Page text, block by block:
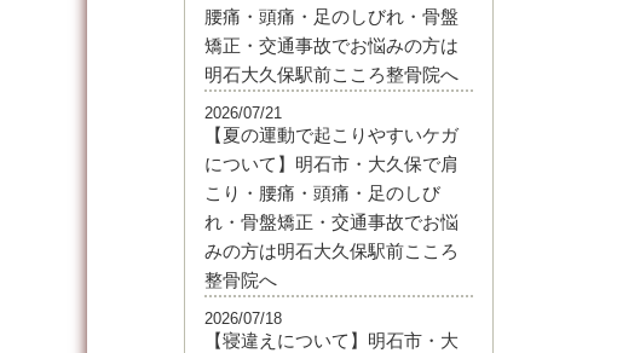
腰痛・頭痛・足のしびれ・骨盤
矯正・交通事故でお悩みの方は
明石大久保駅前こころ整骨院へ
【夏の運動で起こりやすいケガ
について】明石市・大久保で肩
こり・腰痛・頭痛・足のしび
れ・骨盤矯正・交通事故でお悩
みの方は明石大久保駅前こころ
整骨院へ
2026/07/21
【寝違えについて】明石市・大
2026/07/18